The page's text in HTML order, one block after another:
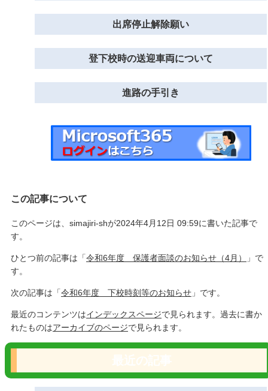
出席停止解除願い
登下校時の送迎車両について
進路の手引き
この記事について
このページは、simajiri-shが2024年4月12日 09:59に書いた記事で
す。
ひとつ前の記事は「令和6年度 保護者面談のお知らせ（4月）
」で
す。
次の記事は「令和6年度 下校時刻等のお知らせ 」です。
最近のコンテンツはインデックスページで見られます。過去に書か
れたものはアーカイブのページで見られます。